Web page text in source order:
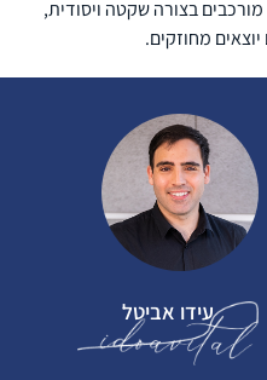
בצורה שקטה ויסודית,
מחוזקים.
עידו אביטל